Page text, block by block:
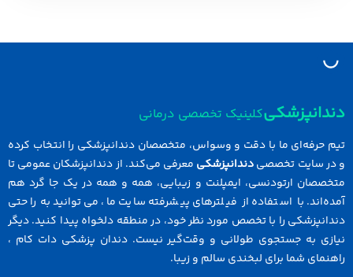
کلینیک تخصصی درمانی
حرفه‌ای ما با دقت و وسواس، متخصصان دندانپزشکی را انتخاب کرده
سایت تخصصیدندانپزشکیمعرفی می‌کند. از دندانپزشکان عمومی تا
ارتودنسی، ایمپلنت و زیبایی، همه و همه در یک جا گرد هم
با استفاده از فیلترهای پیشرفته سایت ما، می‌توانید به راحتی
را با تخصص مورد نظر خود، در منطقه دلخواه پیدا کنید. دیگر
به جستجوی طولانی و وقت‌گیر نیست. دندان پزشکی دات کام ،
شما برای لبخندی سالم و زیبا.